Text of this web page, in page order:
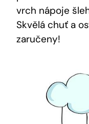
vrch nápoje
Skvělá chuť a
zaručeny!